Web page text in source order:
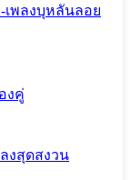
เพลงบุหลันลอย
งคู่
งสุดสงวน